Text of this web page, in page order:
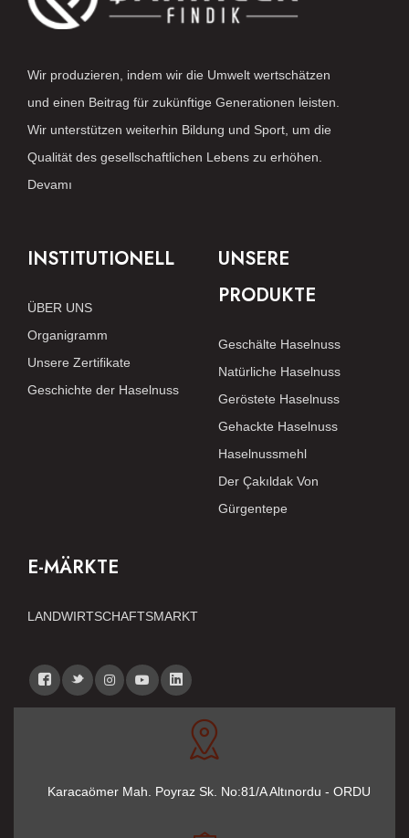
Wir produzieren, indem wir die Umwelt wertschätzen
und einen Beitrag für zukünftige Generationen leisten.
Wir unterstützen weiterhin Bildung und Sport, um die
Qualität des gesellschaftlichen Lebens zu erhöhen.
Devamı
INSTITUTIONELL
ÜBER UNS
Organigramm
Unsere Zertifikate
Geschichte der Haselnuss
UNSERE
PRODUKTE
Geschälte Haselnuss
Natürliche Haselnuss
Geröstete Haselnuss
Gehackte Haselnuss
Haselnussmehl
Der Çakıldak Von
Gürgentepe
E-MÄRKTE
LANDWIRTSCHAFTSMARKT
Karacaömer Mah. Poyraz Sk. No:81/A Altınordu - ORDU